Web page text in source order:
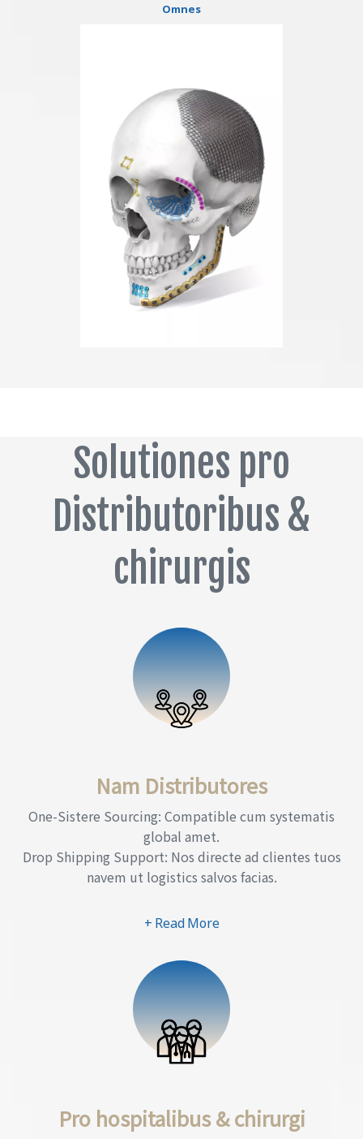
Omnes
Solutiones pro
Distributoribus &
chirurgis
Nam Distributores
One-Sistere Sourcing: Compatible cum systematis
global amet.
Drop Shipping Support: Nos directe ad clientes tuos
navem ut logistics salvos facias.
+ Read More
Pro hospitalibus & chirurgi